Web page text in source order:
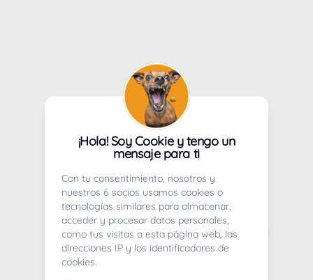
¡Hola! Soy Cookie y tengo un
mensaje para ti
Con tu consentimiento, nosotros y
nuestros 6 socios usamos cookies o
tecnologías similares para almacenar,
acceder y procesar datos personales,
como tus visitas a esta página web, las
direcciones IP y los identificadores de
cookies.